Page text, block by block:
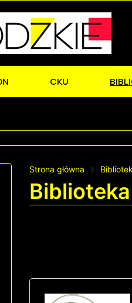
CKU
Strona główna